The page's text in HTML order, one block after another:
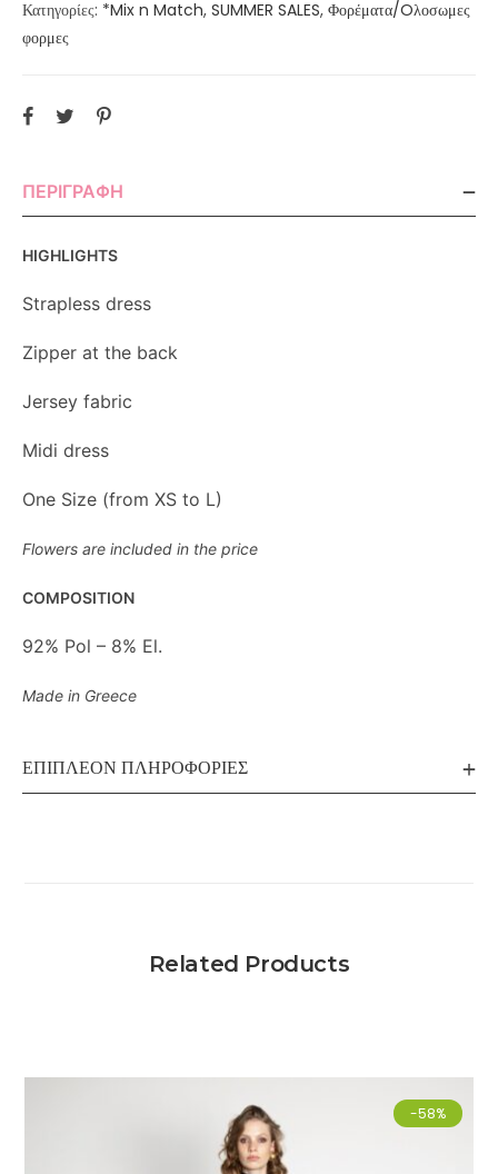
Κατηγορίες: *Mix n Match, SUMMER SALES, Φορέματα/Oλοσωμες
φορμες
ΠΕΡΙΓΡΑΦΉ
HIGHLIGHTS
Strapless dress
Zipper at the back
Jersey fabric
Midi dress
One Size (from XS to L)
Flowers are included in the price
COMPOSITION
92% Pol – 8% El.
Made in Greece
ΕΠΙΠΛΈΟΝ ΠΛΗΡΟΦΟΡΊΕΣ
Related Products
-58%